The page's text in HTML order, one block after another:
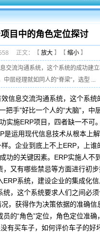
目中的角色定位探讨
正文：【 放大】【 缩小】
交流沟通系统，这个系统的成功建
层经理就如同人的“脊梁”，选型 ...
信息交流沟通系统，这个系
手”好比一个人的“大脑”，中
实施ERP项目，四者缺一不
运用现代信息技术从根本上
。企业到底上不上ERP，上
功的关键因素。ERP实施人
又有哪些禁忌等方面进行初
系统，建设企业的集成化
，这个系统要求人们之间必
，获得作为决策依据的准确
的“角色”定位，角色定位准确
有买车子，如何评价车子的